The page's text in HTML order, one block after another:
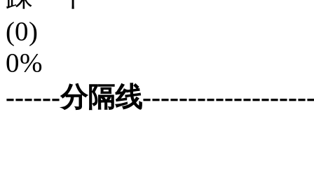
(0)
0%
------分隔线